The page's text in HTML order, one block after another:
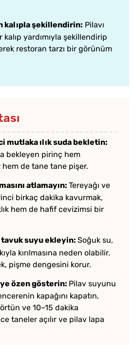
kalıpla şekillendirin: Pilavı
yardımıyla şekillendirip
restoran tarzı bir görünüm
mutlaka ılık suda bekletin:
bekleyen pirinç hem
hem de tane tane pişer.
atlamayın: Tereyağı ve
birkaç dakika kavurmak,
hem de hafif cevizimsi bir
tavuk suyu ekleyin: Soğuk su,
kırılmasına neden olabilir.
pişme dengesini korur.
özen gösterin: Pilav suyunu
kapağını kapatın,
ve 10–15 dakika
taneler açılır ve pilav lapa